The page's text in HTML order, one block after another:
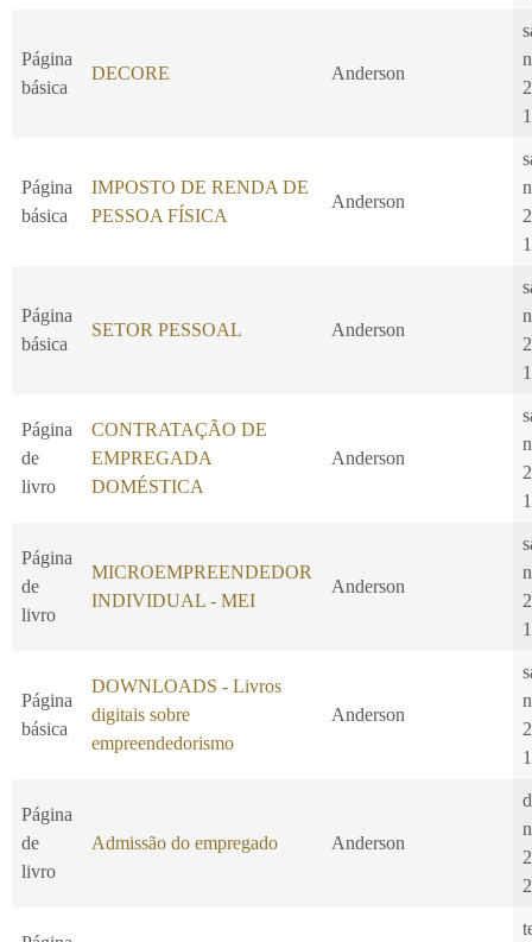
Página
básica
DECORE Anderson
Página
básica
IMPOSTO DE RENDA DE
PESSOA FÍSICA
Anderson
Página
básica
SETOR PESSOAL Anderson
Página
de
livro
CONTRATAÇÃO DE
EMPREGADA
DOMÉSTICA
Anderson
Página
de
livro
MICROEMPREENDEDOR
INDIVIDUAL - MEI
Anderson
Página
básica
DOWNLOADS - Livros
digitais sobre
empreendedorismo
Anderson
Página
de
livro
Admissão do empregado Anderson